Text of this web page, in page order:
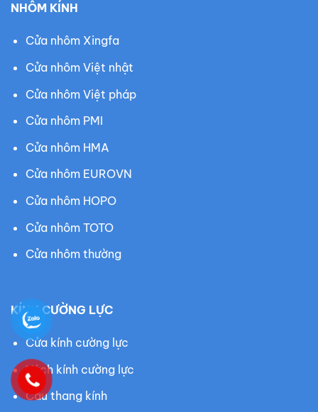
NHÔM KÍNH
Cửa nhôm Xingfa
Cửa nhôm Việt nhật
Cửa nhôm Việt pháp
Cửa nhôm PMI
Cửa nhôm HMA
Cửa nhôm EUROVN
Cửa nhôm HOPO
Cửa nhôm TOTO
Cửa nhôm thường
KÍNH CƯỜNG LỰC
Cửa kính cường lực
Vách kính cường lực
Cầu thang kính